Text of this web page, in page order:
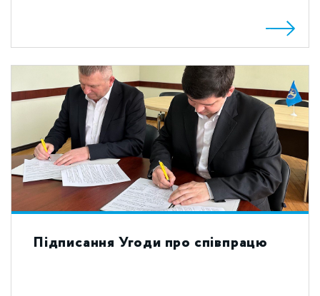
Підписання Угоди про співпрацю